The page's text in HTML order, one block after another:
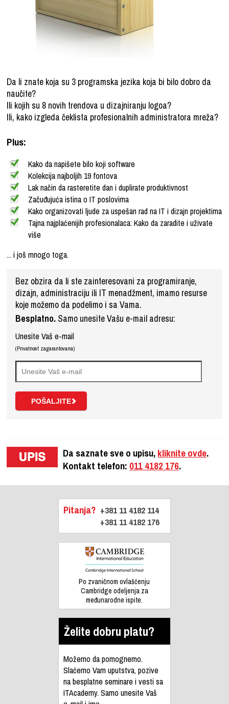
Da li znate koja su 3 programska jezika koja bi bilo dobro da
naučite?
Ili kojih su 8 novih trendova u dizajniranju logoa?
Ili, kako izgleda čeklista profesionalnih administratora mreža?
Plus:
Kako da napišete bilo koji software
Kolekcija najboljih 19 fontova
Lak način da rasteretite dan i duplirate produktivnost
Začuđujuća istina o IT poslovima
Kako organizovati ljude za uspešan rad na IT i dizajn projektima
Tajna najplaćenijih profesionalaca: Kako da zaradite i uživate
više
... i još mnogo toga.
Bez obzira da li ste zainteresovani za programiranje,
dizajn, administraciju ili IT menadžment, imamo resurse
koje možemo da podelimo i sa Vama.
Besplatno. Samo unesite Vašu e-mail adresu:
Unesite Vaš e-mail
(Privatnost zagarantovana)
Da saznate sve o upisu, kliknite ovde.
Kontakt telefon: 011 4182 176.
Pitanja? +381 11 4182 114
+381 11 4182 176
Po zvaničnom ovlašćenju
Cambridge odeljenja za
međunarodne ispite.
Želite dobru platu?
Možemo da pomognemo.
Slaćemo Vam uputstva, pozive
na besplatne seminare i vesti sa
ITAcademy. Samo unesite Vaš